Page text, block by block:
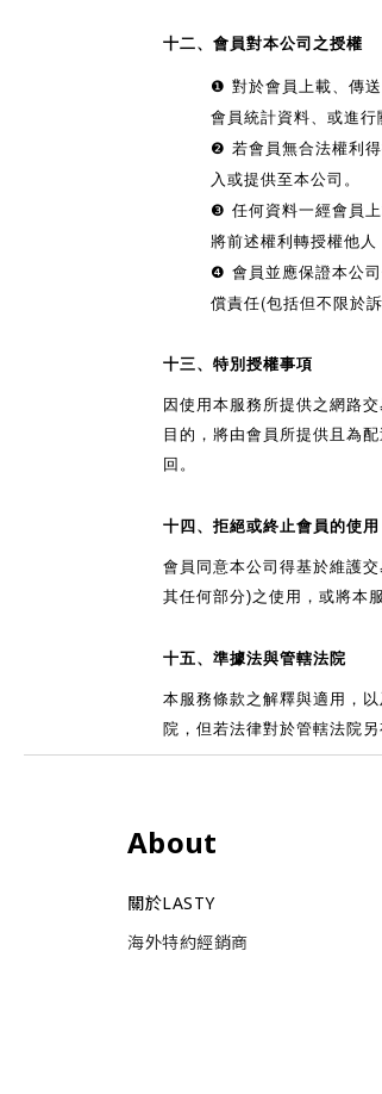
十二、會員對本公司之授權
❶ 對於會員上載、傳
會員統計資料、或進行
❷ 若會員無合法權利
入或提供至本公司。
❸ 任何資料一經會員
將前述權利轉授權他人
❹ 會員並應保證本公
償責任(包括但不限於
十三、特別授權事項
因使用本服務所提供之網路
目的，將由會員所提供且為
回。
十四、拒絕或終止會員的使用
會員同意本公司得基於維護
其任何部分)之使用，或將本
十五、準據法與管轄法院
本服務條款之解釋與適用，
院，但若法律對於管轄法院
About
關於LASTY
海外特約經銷商